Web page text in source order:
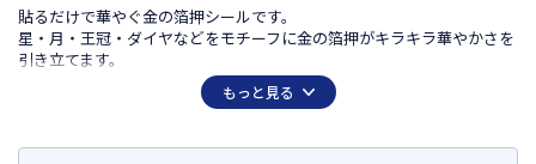
貼るだけで華やぐ金の箔押シールです。
星・月・王冠・ダイヤなどをモチーフに金の箔押がキラキラ華やかさを
引き立てます。
手紙やプレゼントの封かんや、手帳・小物のデコに、ワンポイントで使
もっと見る